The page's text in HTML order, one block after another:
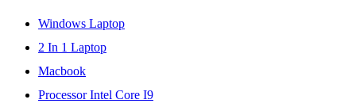
Windows Laptop
2 In 1 Laptop
Macbook
Processor Intel Core I9